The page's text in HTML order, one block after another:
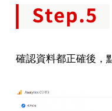
確認資料都正確後，